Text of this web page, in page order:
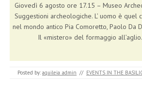
Giovedì 6 agosto ore 17.15 – Museo
Suggestioni archeologiche. L’ uomo è quel
nel mondo antico Pia Comoretto, Paolo Da
Il «mistero» del formaggio
Posted by: aquileia_admin // EVENTS IN THE